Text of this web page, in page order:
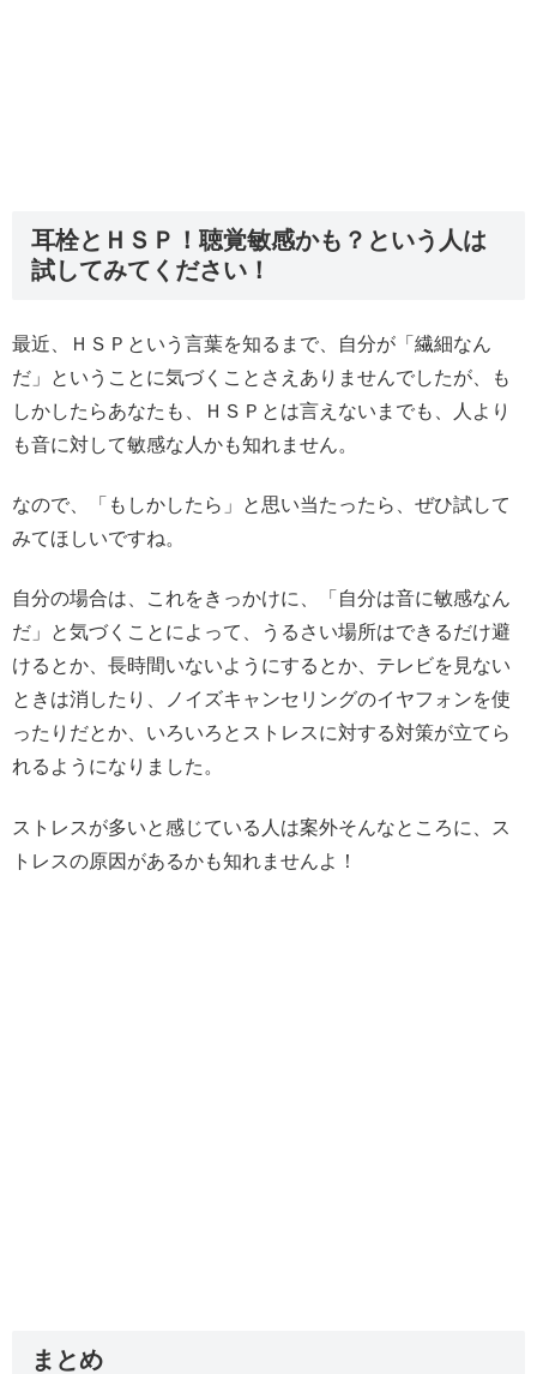
耳栓とＨＳＰ！聴覚敏感かも？という人は
試してみてください！
最近、ＨＳＰという言葉を知るまで、自分が「繊細なん
だ」ということに気づくことさえありませんでしたが、も
しかしたらあなたも、ＨＳＰとは言えないまでも、人より
も音に対して敏感な人かも知れません。
なので、「もしかしたら」と思い当たったら、ぜひ試して
みてほしいですね。
自分の場合は、これをきっかけに、「自分は音に敏感なん
だ」と気づくことによって、うるさい場所はできるだけ避
けるとか、長時間いないようにするとか、テレビを見ない
ときは消したり、ノイズキャンセリングのイヤフォンを使
ったりだとか、いろいろとストレスに対する対策が立てら
れるようになりました。
ストレスが多いと感じている人は案外そんなところに、ス
トレスの原因があるかも知れませんよ！
まとめ